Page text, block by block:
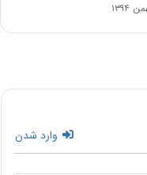
وارد شدن